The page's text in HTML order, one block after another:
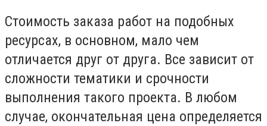
Стоимость заказа работ на подобных
ресурсах, в основном, мало чем
отличается друг от друга. Все зависит от
сложности тематики и срочности
выполнения такого проекта. В любом
случае, окончательная цена определяется